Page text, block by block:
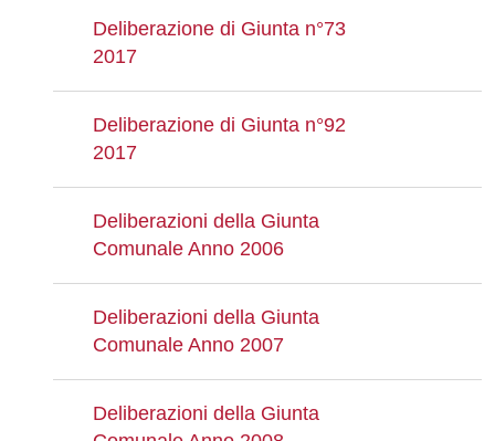
Deliberazione di Giunta n°73
2017
Deliberazione di Giunta n°92
2017
Deliberazioni della Giunta
Comunale Anno 2006
Deliberazioni della Giunta
Comunale Anno 2007
Deliberazioni della Giunta